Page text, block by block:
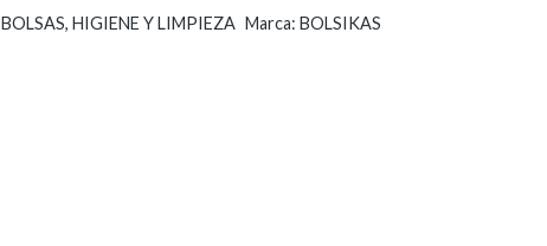
BOLSAS, HIGIENE Y LIMPIEZA Marca: BOLSIKAS